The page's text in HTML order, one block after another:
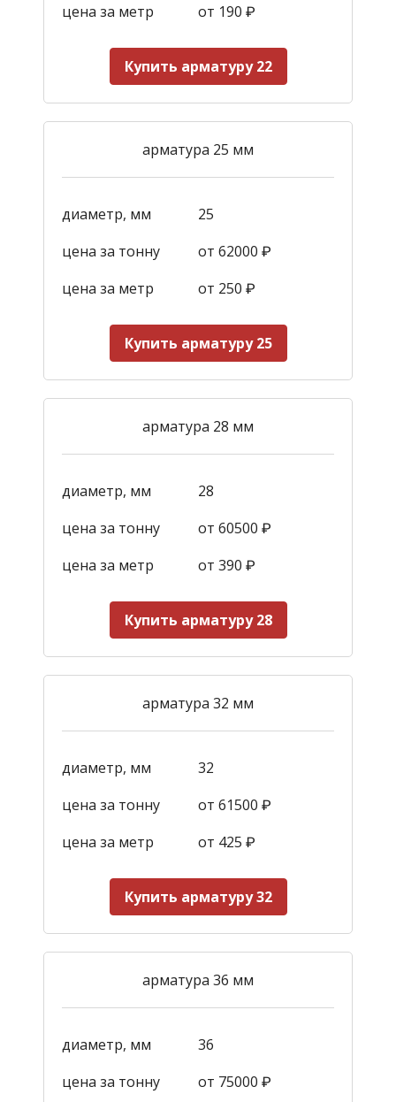
цена за метр
от 190 ₽
Купить арматуру 22
арматура 25 мм
диаметр, мм
25
цена за тонну
от 62000 ₽
цена за метр
от 250 ₽
Купить арматуру 25
арматура 28 мм
диаметр, мм
28
цена за тонну
от 60500 ₽
цена за метр
от 390 ₽
Купить арматуру 28
арматура 32 мм
диаметр, мм
32
цена за тонну
от 61500 ₽
цена за метр
от 425 ₽
Купить арматуру 32
арматура 36 мм
диаметр, мм
36
цена за тонну
от 75000 ₽